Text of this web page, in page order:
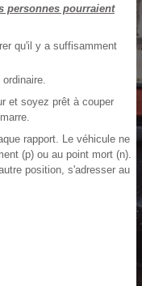
personnes pourraient
qu'il y a suffisamment
et soyez prêt à couper
rapport. Le véhicule ne
(p) ou au point mort (n).
position, s'adresser au